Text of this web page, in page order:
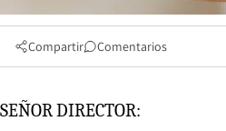
Compartir Comentarios
SEÑOR DIRECTOR: